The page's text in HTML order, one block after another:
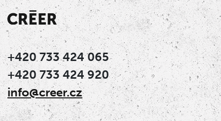
+420 733 424 065
+420 733 424 920
info@creer.cz